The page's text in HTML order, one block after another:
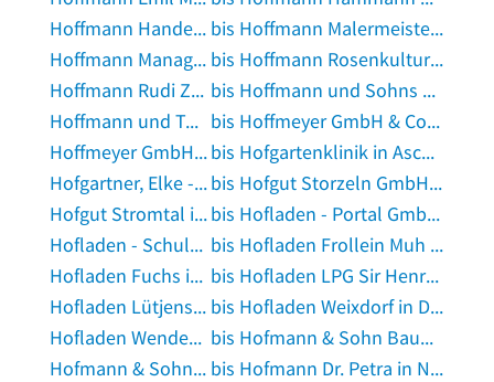
Hoffmann Handel Dienstleistung Gmbh Co. Kg in Moers
bis Hoffmann Malermeister in Bremerhaven
Hoffmann Management Consult GmbH in Lörrach
bis Hoffmann Rosenkulturen in Meckenheim, Rheinland
Hoffmann Rudi Zeltverleih in Traunstein, Oberbayern
bis Hoffmann und Sohns GbR in Fulda
Hoffmann und Tafel Paarberatung in Schwäbisch Hall
bis Hoffmeyer GmbH & Co. KG in Pulheim
Hoffmeyer GmbH & Co.KG Gartenprodukte in Lahnstein
bis Hofgartenklinik in Aschaffenburg
Hofgartner, Elke - Lomi your life in Mülheim an der Ruhr
bis Hofgut Storzeln GmbH Forstwirtschaft in Hilzingen
Hofgut Stromtal in Nordwestuckermark
bis Hofladen - Portal GmbH in Altena, Westfalen
Hofladen - Schultenhof in Mülheim an der Ruhr
bis Hofladen Frollein Muh in Nordkirchen
Hofladen Fuchs in Freinsheim
bis Hofladen LPG Sir Henry in Müncheberg
Hofladen Lütjensee in Lütjensee
bis Hofladen Weixdorf in Dresden
Hofladen Wenderoth in Malsfeld
bis Hofmann & Sohn Bauuntenehmen GmbH in Neuhaus an der Pegnitz
Hofmann & Sohn Bauunternehmen GmbH in Neuhaus an der Pegnitz
bis Hofmann Dr. Petra in Nürnberg, Mittelfranken